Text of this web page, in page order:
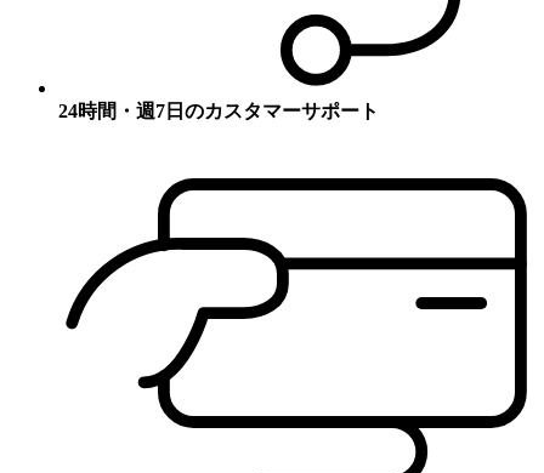
24時間・週7日のカスタマーサポート